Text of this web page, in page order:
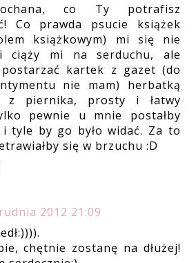
co Ty potrafisz
Co prawda psucie książek
książkowym) mi się nie
ciąży mi na serduchu, ale
kartek z gazet (do
nie mam) herbatką
z piernika, prosty i łatwy
pewnie u mnie postałby
i tyle by go było widać. Za to
się w brzuchu :D
2012 21:09
chętnie zostanę na dłużej!